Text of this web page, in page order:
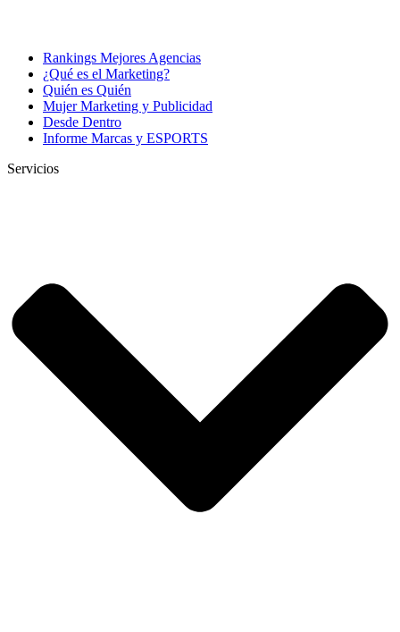
Rankings Mejores Agencias
¿Qué es el Marketing?
Quién es Quién
Mujer Marketing y Publicidad
Desde Dentro
Informe Marcas y ESPORTS
Servicios